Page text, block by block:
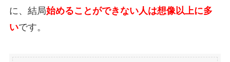
に、結局始めることができない人は想像以上に多
いです。